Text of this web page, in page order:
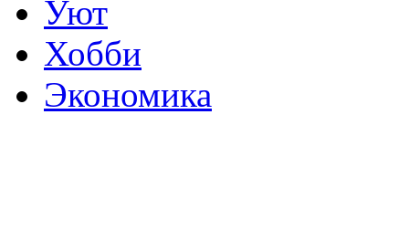
Уют
Хобби
Экономика